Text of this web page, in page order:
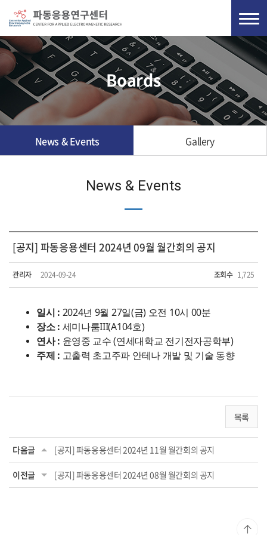
Boards
News & Events Gallery
News & Events
[공지] 파동응용센터 2024년 09월 월간회의 공지
관리자 2024-09-24 조회수 1,725
일시 : 2024년 9월 27일(금) 오전 10시 00분
장소 : 세미나룸III(A104호)
연사 : 윤영중 교수 (연세대학교 전기전자공학부)
주제 : 고출력 초고주파 안테나 개발 및 기술 동향
목록
다음글 [공지] 파동응용센터 2024년 11월 월간회의 공지
이전글 [공지] 파동응용센터 2024년 08월 월간회의 공지